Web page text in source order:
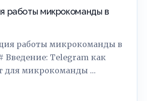
работы микрокоманды в
работы микрокоманды в
Введение: Telegram как
для микрокоманды …